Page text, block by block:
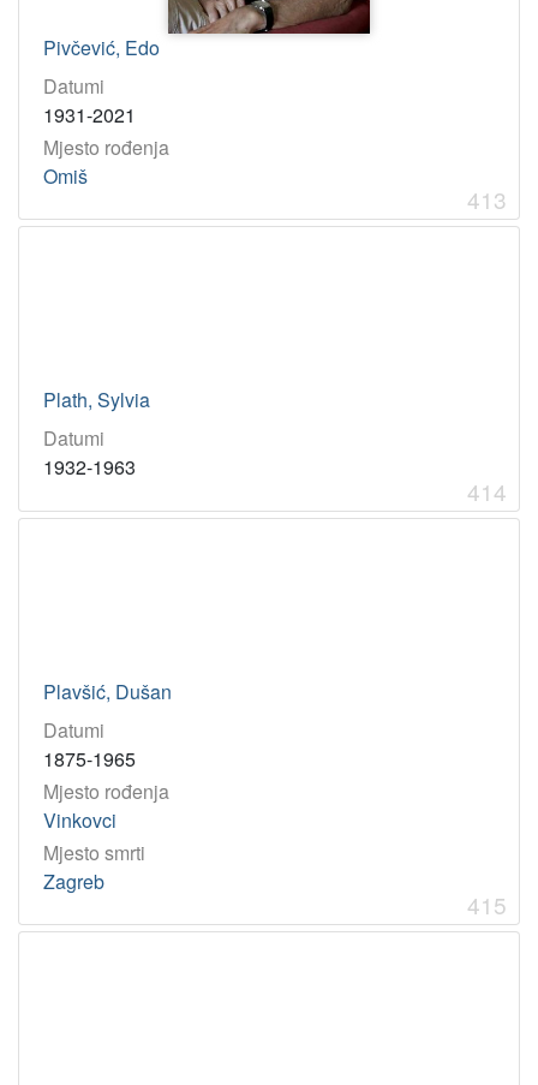
Pivčević, Edo
Datumi
1931-2021
Mjesto rođenja
Omiš
413
Plath, Sylvia
Datumi
1932-1963
414
Plavšić, Dušan
Datumi
1875-1965
Mjesto rođenja
Vinkovci
Mjesto smrti
Zagreb
415